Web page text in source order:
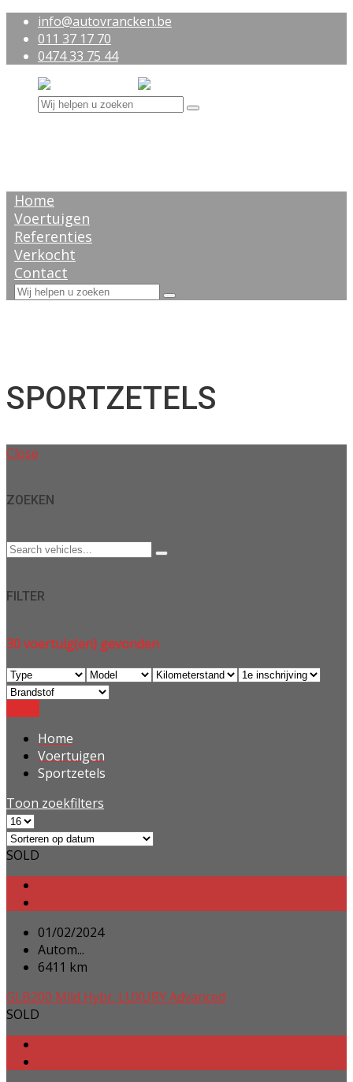
info@autovrancken.be
011 37 17 70
0474 33 75 44
Home
Voertuigen
Referenties
Verkocht
Contact
SPORTZETELS
Close
ZOEKEN
FILTER
30voertuig(en) gevonden
Home
Voertuigen
Sportzetels
Toon zoekfilters
SOLD
01/02/2024
Autom...
6411 km
GLB200 Mild Hybr. LUXURY Advanced
SOLD